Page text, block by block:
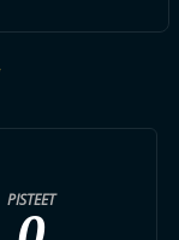
PISTEET